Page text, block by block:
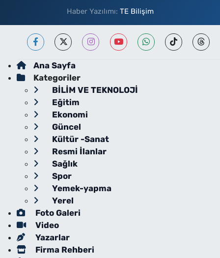
Haber Yazılımı: TE Bilişim
Ana Sayfa
Kategoriler
BİLİM VE TEKNOLOJİ
Eğitim
Ekonomi
Güncel
Kültür -Sanat
Resmi İlanlar
Sağlık
Spor
Yemek-yapma
Yerel
Foto Galeri
Video
Yazarlar
Firma Rehberi